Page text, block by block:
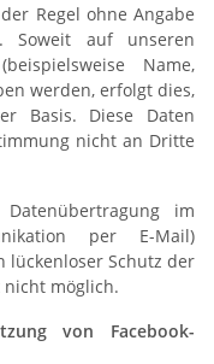
Regel ohne Angabe
Soweit auf unseren
Name,
werden, erfolgt dies,
Basis. Diese Daten
nicht an Dritte
im
per E-Mail)
lückenloser Schutz der
möglich.
von Facebook-